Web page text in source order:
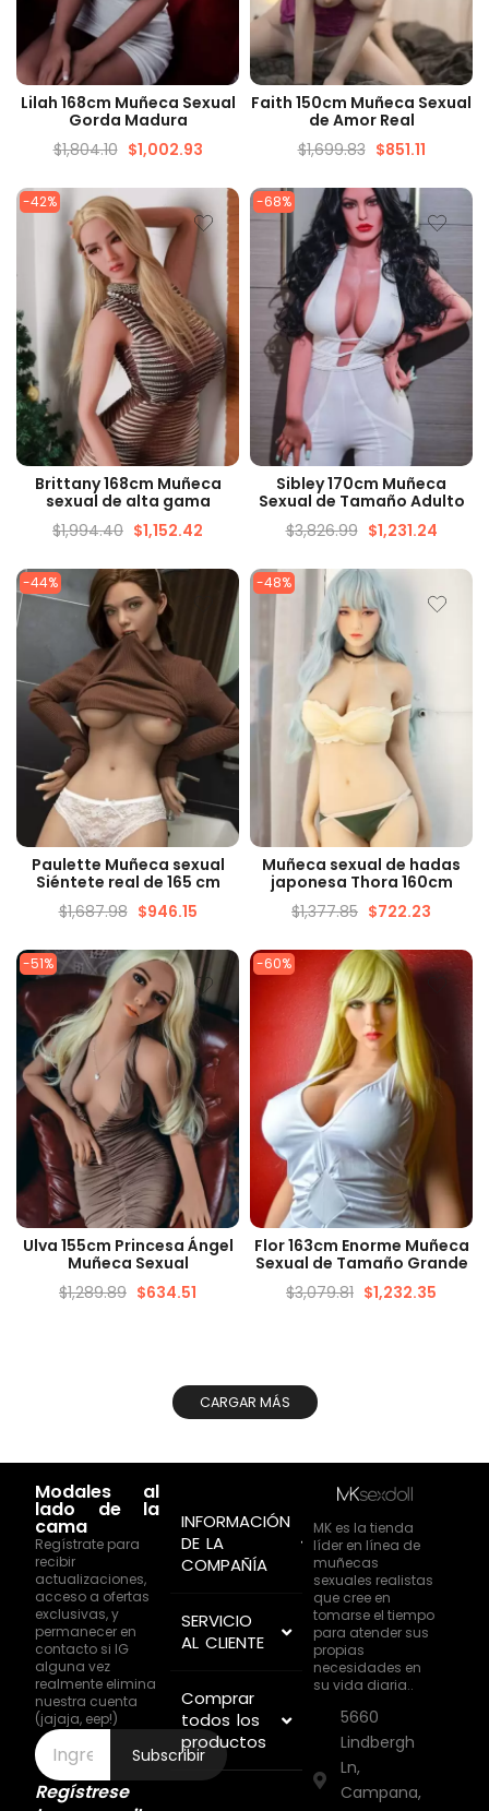
VISTA RÁPIDA
Lilah 168cm Muñeca Sexual
Gorda Madura
$1,804.10 $1,002.93
VISTA RÁPIDA
Faith 150cm Muñeca Sexual
de Amor Real
$1,699.83 $851.11
-42%
VISTA RÁPIDA
Brittany 168cm Muñeca
sexual de alta gama
$1,994.40 $1,152.42
-68%
VISTA RÁPIDA
Sibley 170cm Muñeca
Sexual de Tamaño Adulto
$3,826.99 $1,231.24
-44%
VISTA RÁPIDA
Paulette Muñeca sexual
Siéntete real de 165 cm
$1,687.98 $946.15
-48%
VISTA RÁPIDA
Muñeca sexual de hadas
japonesa Thora 160cm
$1,377.85 $722.23
-51%
VISTA RÁPIDA
Ulva 155cm Princesa Ángel
Muñeca Sexual
$1,289.89 $634.51
-60%
VISTA RÁPIDA
Flor 163cm Enorme Muñeca
Sexual de Tamaño Grande
$3,079.81 $1,232.35
CARGAR MÁS
Modales al
lado de la
cama
Regístrate para
recibir
actualizaciones,
acceso a ofertas
exclusivas, y
permanecer en
contacto si IG
alguna vez
realmente elimina
nuestra cuenta
(jajaja, eep!)
Subscribir
Regístrese
INFORMACIÓN
DE LA
COMPAÑÍA
SERVICIO
AL CLIENTE
Comprar
todos los
productos
MK es la tienda
líder en línea de
muñecas
sexuales realistas
que cree en
tomarse el tiempo
para atender sus
propias
necesidades en
su vida diaria..
5660
Lindbergh
Ln,
Campana,